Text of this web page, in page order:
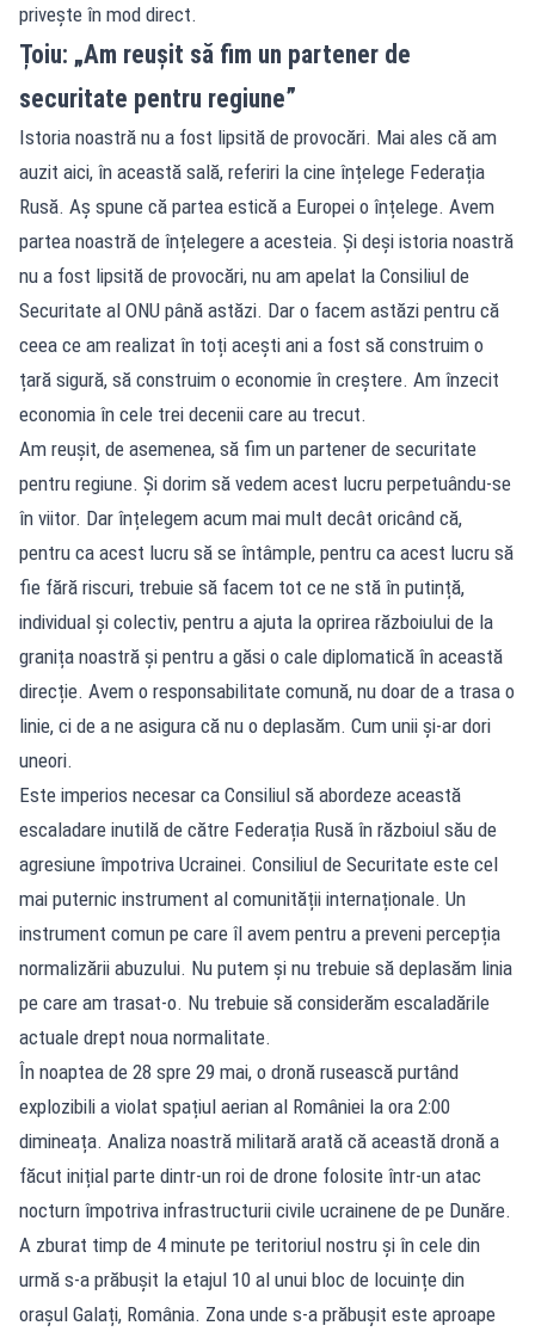
privește în mod direct.
Țoiu: „Am reușit să fim un partener de
securitate pentru regiune”
Istoria noastră nu a fost lipsită de provocări. Mai ales că am
auzit aici, în această sală, referiri la cine înțelege Federația
Rusă. Aș spune că partea estică a Europei o înțelege. Avem
partea noastră de înțelegere a acesteia. Și deși istoria noastră
nu a fost lipsită de provocări, nu am apelat la Consiliul de
Securitate al ONU până astăzi. Dar o facem astăzi pentru că
ceea ce am realizat în toți acești ani a fost să construim o
țară sigură, să construim o economie în creștere. Am înzecit
economia în cele trei decenii care au trecut.
Am reușit, de asemenea, să fim un partener de securitate
pentru regiune. Și dorim să vedem acest lucru perpetuându-se
în viitor. Dar înțelegem acum mai mult decât oricând că,
pentru ca acest lucru să se întâmple, pentru ca acest lucru să
fie fără riscuri, trebuie să facem tot ce ne stă în putință,
individual și colectiv, pentru a ajuta la oprirea războiului de la
granița noastră și pentru a găsi o cale diplomatică în această
direcție. Avem o responsabilitate comună, nu doar de a trasa o
linie, ci de a ne asigura că nu o deplasăm. Cum unii și-ar dori
uneori.
Este imperios necesar ca Consiliul să abordeze această
escaladare inutilă de către Federația Rusă în războiul său de
agresiune împotriva Ucrainei. Consiliul de Securitate este cel
mai puternic instrument al comunității internaționale. Un
instrument comun pe care îl avem pentru a preveni percepția
normalizării abuzului. Nu putem și nu trebuie să deplasăm linia
pe care am trasat-o. Nu trebuie să considerăm escaladările
actuale drept noua normalitate.
În noaptea de 28 spre 29 mai, o dronă rusească purtând
explozibili a violat spațiul aerian al României la ora 2:00
dimineața. Analiza noastră militară arată că această dronă a
făcut inițial parte dintr-un roi de drone folosite într-un atac
nocturn împotriva infrastructurii civile ucrainene de pe Dunăre.
A zburat timp de 4 minute pe teritoriul nostru și în cele din
urmă s-a prăbușit la etajul 10 al unui bloc de locuințe din
orașul Galați, România. Zona unde s-a prăbușit este aproape